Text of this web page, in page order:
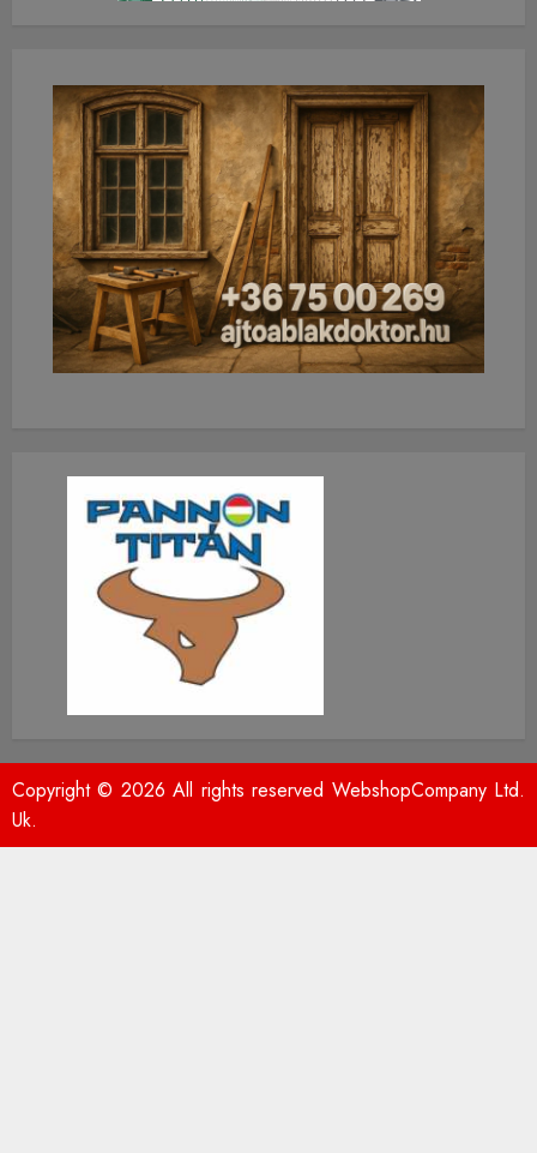
Copyright © 2026 All rights reserved WebshopCompany Ltd.
Uk.